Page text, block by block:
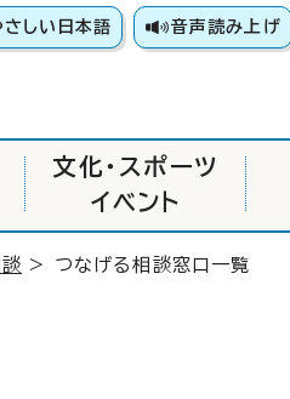
さしい日本語 音声読み上げ
文化・スポーツ
イベント
> つなげる相談窓口一覧